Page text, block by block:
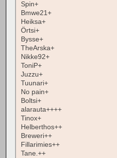
Spin+
Bmwe21+
Heiksa+
Örtsi+
Bysse+
TheArska+
Nikke92+
ToniP+
Juzzu+
Tuunari+
No pain+
Boltsi+
alarauta++++
Tinox+
Helberthos++
Breweri++
Fillarimies++
Tane.++